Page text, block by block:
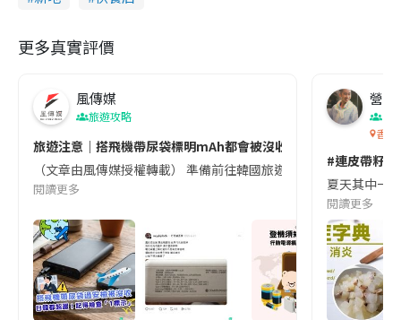
更多真實評價
風傳媒
旅遊攻略
旅遊注意｜搭飛機帶尿袋標明mAh都會被沒收😱出發前切記檢查
（文章由風傳媒授權轉載） 準備前往韓國旅遊的民眾，近期要
閱讀更多
營養
香港
#連皮帶籽
夏天其中一
閱讀更多